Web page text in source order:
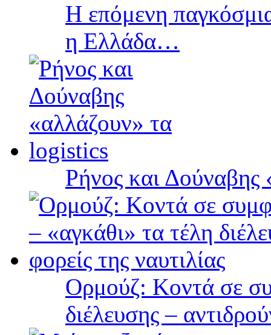
Η επόμενη
η Ελλάδα…
Ρήνος και
Ορμούζ: Κοντά σε
διέλευσης –